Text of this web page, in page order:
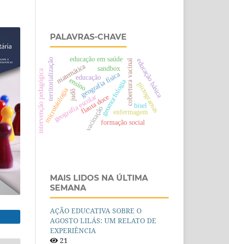
PALAVRAS-CHAVE
geografia física
geomorfologia
geografia escolar
sandbox cobertura vacinal
educação em saúde
enfermagem
vacinação
microbiologia
intervenção pedagógica ensino educação básica
bisel
flauta doce
matemática
territorialização pictogramas
educação
judô
formação social
MAIS LIDOS NA ÚLTIMA
SEMANA
AÇÃO EDUCATIVA SOBRE O
AGOSTO LILÁS: UM RELATO DE
EXPERIÊNCIA
21